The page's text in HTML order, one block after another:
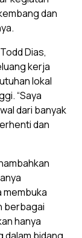
dan
Dias,
kerja
lokal
“Saya
dari banyak
dan
berbagai
hanya